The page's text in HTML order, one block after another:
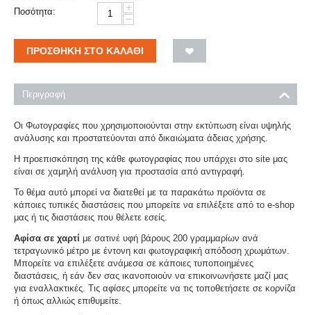
Ποσότητα:
+
−
ΠΡΟΣΘΉΚΗ ΣΤΟ ΚΑΛΆΘΙ
Περιγραφή
Οι Φωτογραφίες που χρησιμοποιούνται στην εκτύπωση είναι υψηλής
ανάλυσης και προστατεύονται από δικαιώματα άδειας χρήσης.
Η προεπισκόπηση της κάθε φωτογραφίας που υπάρχει στο site μας
είναι σε χαμηλή ανάλυση για προστασία από αντιγραφή.
Το θέμα αυτό μπορεί να διατεθεί με τα παρακάτω προϊόντα σε
κάποιες τυπικές διαστάσεις που μπορείτε να επιλέξετε από το e-shop
μας ή τις διαστάσεις που θέλετε εσείς.
Αφίσα σε χαρτί με σατινέ υφή βάρους 200 γραμμαρίων ανά
τετραγωνικό μέτρο με έντονη και φωτογραφική απόδοση χρωμάτων.
Μπορείτε να επιλέξετε ανάμεσα σε κάποιες τυποποιημένες
διαστάσεις, ή εάν δεν σας ικανοποιούν να επικοινωνήσετε μαζί μας
για εναλλακτικές. Τις αφίσες μπορείτε να τις τοποθετήσετε σε κορνίζα
ή όπως αλλιώς επιθυμείτε.